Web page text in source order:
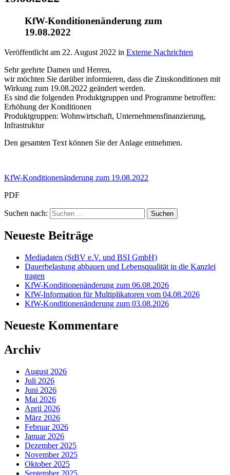
KfW-Konditionenänderung zum
19.08.2022
Veröffentlicht am 22. August 2022 in Externe Nachrichten
Sehr geehrte Damen und Herren,
wir möchten Sie darüber informieren, dass die Zinskonditionen mit
Wirkung zum 19.08.2022 geändert werden.
Es sind die folgenden Produktgruppen und Programme betroffen:
Erhöhung der Konditionen
Produktgruppen: Wohnwirtschaft, Unternehmensfinanzierung,
Infrastruktur
Den gesamten Text können Sie der Anlage entnehmen.
KfW-Konditionenänderung zum 19.08.2022
PDF
Suchen nach:
Neueste Beiträge
Mediadaten (StBV e.V. und BSI GmbH)
Dauerbelastung abbauen und Lebensqualität in die Kanzlei
tragen
KfW-Konditionenänderung zum 06.08.2026
KfW-Information für Multiplikatoren vom 04.08.2026
KfW-Konditionenänderung zum 03.08.2026
Neueste Kommentare
Archiv
August 2026
Juli 2026
Juni 2026
Mai 2026
April 2026
März 2026
Februar 2026
Januar 2026
Dezember 2025
November 2025
Oktober 2025
September 2025